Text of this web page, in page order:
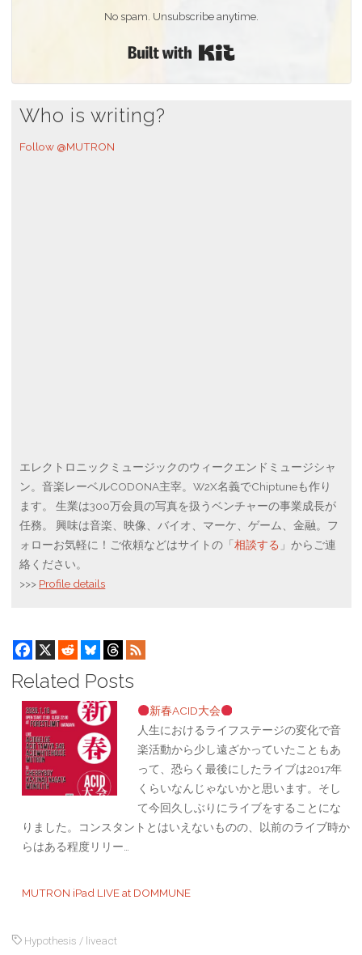
No spam. Unsubscribe anytime.
Who is writing?
Follow @MUTRON
エレクトロニックミュージックのウィークエンドミュージシャ
ン。音楽レーベルCODONA主宰。W2X名義でChiptuneも作り
ます。 生業は300万会員の写真を扱うベンチャーの事業成長が
任務。 興味は音楽、映像、バイオ、マーケ、ゲーム、金融。フ
ォローお気軽に！ご依頼などはサイトの「相談する 」からご連
絡ください。
>>> Profile details
Related Posts
新春ACID大会
人生におけるライフステージの変化で音
楽活動から少し遠ざかっていたこともあ
って、恐らく最後にしたライブは2017年
くらいなんじゃないかと思います。そし
て今回久しぶりにライブをすることにな
りました。コンスタントとはいえないものの、以前のライブ時か
らはある程度リリー…
MUTRON iPad LIVE at DOMMUNE
Hypothesis / liveact